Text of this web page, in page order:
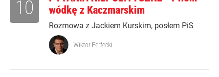
wódkę z Kaczmarskim
Rozmowa z Jackiem Kurskim, posłem PiS
10
Wiktor Ferfecki